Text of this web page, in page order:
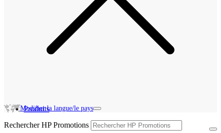
Produits
Modifier la langue/le pays
Rechercher HP Promotions